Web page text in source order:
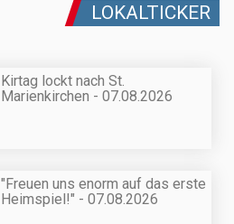
LOKALTICKER
Kirtag lockt nach St.
Marienkirchen - 07.08.2026
"Freuen uns enorm auf das erste
Heimspiel!" - 07.08.2026